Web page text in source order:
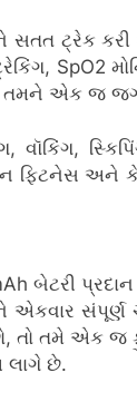
સતત ટ્રેક
SpO2
એક જ
વૉકિંગ,
અને
બેટરી
તો તમે એક
લાગે છે.